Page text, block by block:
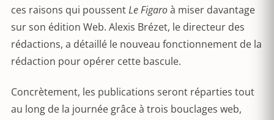
ces raisons qui poussentLe Figaroà miser davantage
sur son édition Web. Alexis Brézet, le directeur des
rédactions, a détaillé le nouveau fonctionnement de la
rédaction pour opérer cette bascule.
Concrètement, les publications seront réparties tout
au long de la journée grâce à trois bouclages web,